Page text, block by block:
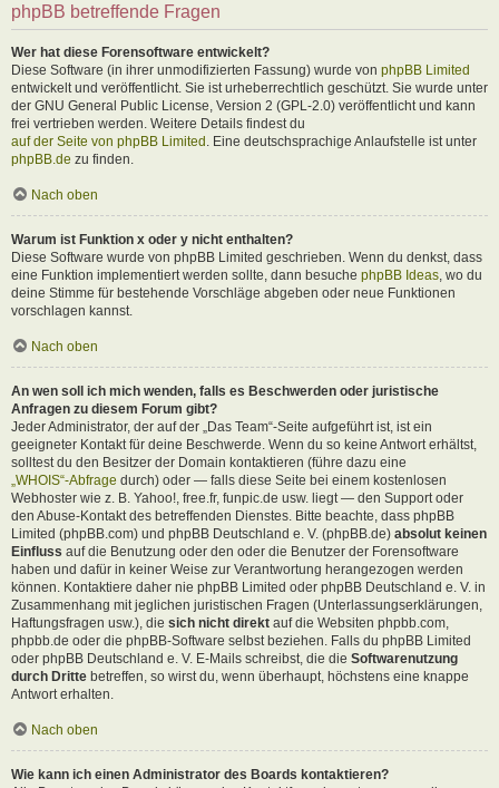
phpBB betreffende Fragen
Wer hat diese Forensoftware entwickelt?
Diese Software (in ihrer unmodifizierten Fassung) wurde von phpBB Limited
entwickelt und veröffentlicht. Sie ist urheberrechtlich geschützt. Sie wurde unter
der GNU General Public License, Version 2 (GPL-2.0) veröffentlicht und kann
frei vertrieben werden. Weitere Details findest du
auf der Seite von phpBB Limited . Eine deutschsprachige Anlaufstelle ist unter
phpBB.de zu finden.
Nach oben
Warum ist Funktion x oder y nicht enthalten?
Diese Software wurde von phpBB Limited geschrieben. Wenn du denkst, dass
eine Funktion implementiert werden sollte, dann besuche phpBB Ideas , wo du
deine Stimme für bestehende Vorschläge abgeben oder neue Funktionen
vorschlagen kannst.
Nach oben
An wen soll ich mich wenden, falls es Beschwerden oder juristische
Anfragen zu diesem Forum gibt?
Jeder Administrator, der auf der „Das Team“-Seite aufgeführt ist, ist ein
geeigneter Kontakt für deine Beschwerde. Wenn du so keine Antwort erhältst,
solltest du den Besitzer der Domain kontaktieren (führe dazu eine
„WHOIS“-Abfrage durch) oder — falls diese Seite bei einem kostenlosen
Webhoster wie z. B. Yahoo!, free.fr, funpic.de usw. liegt — den Support oder
den Abuse-Kontakt des betreffenden Dienstes. Bitte beachte, dass phpBB
Limited (phpBB.com) und phpBB Deutschland e. V. (phpBB.de) absolut keinen
Einfluss auf die Benutzung oder den oder die Benutzer der Forensoftware
haben und dafür in keiner Weise zur Verantwortung herangezogen werden
können. Kontaktiere daher nie phpBB Limited oder phpBB Deutschland e. V. in
Zusammenhang mit jeglichen juristischen Fragen (Unterlassungserklärungen,
Haftungsfragen usw.), die sich nicht direkt auf die Websiten phpbb.com,
phpbb.de oder die phpBB-Software selbst beziehen. Falls du phpBB Limited
oder phpBB Deutschland e. V. E-Mails schreibst, die die Softwarenutzung
durch Dritte betreffen, so wirst du, wenn überhaupt, höchstens eine knappe
Antwort erhalten.
Nach oben
Wie kann ich einen Administrator des Boards kontaktieren?